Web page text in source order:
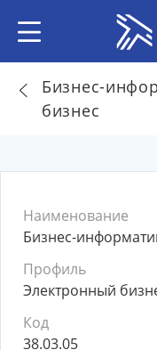
Бизнес-
бизнес
Наименование
Бизнес-
Профиль
Электронный
Код
38.03.05